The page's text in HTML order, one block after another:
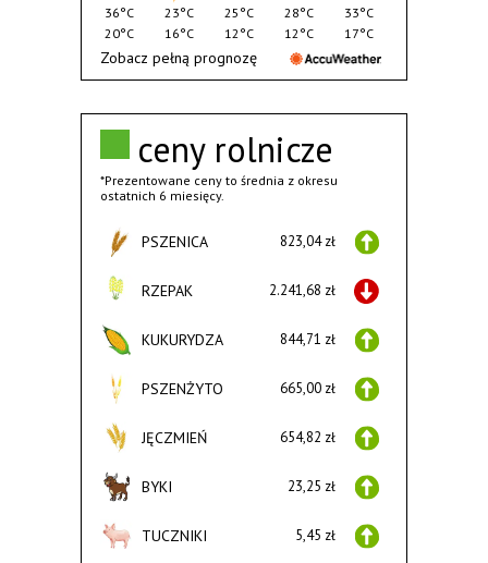
ceny rolnicze
*Prezentowane ceny to średnia z okresu
ostatnich 6 miesięcy.
PSZENICA 823,04 zł
RZEPAK 2.241,68 zł
KUKURYDZA 844,71 zł
PSZENŻYTO 665,00 zł
JĘCZMIEŃ 654,82 zł
BYKI 23,25 zł
TUCZNIKI 5,45 zł
36°C
20°C
23°C
16°C
25°C
12°C
28°C
12°C
33°C
17°C
Zobacz pełną prognozę